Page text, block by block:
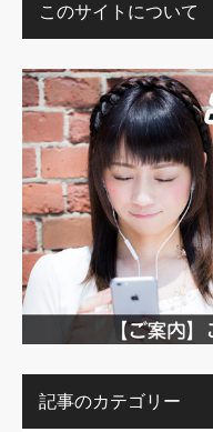
このサイトについて
記事のカテゴリー